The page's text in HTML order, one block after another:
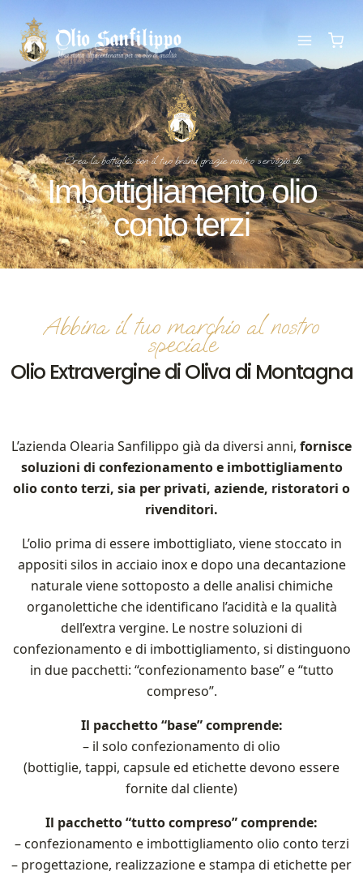
Crea la bottiglia con il tuo brand grazie nostro servizio di
Imbottigliamento olio
conto terzi
Abbina il tuo marchio al nostro
speciale
Olio Extravergine di Oliva di Montagna
L’azienda Olearia Sanfilippo già da diversi anni, fornisce
soluzioni di confezionamento e imbottigliamento
olio conto terzi, sia per privati, aziende, ristoratori o
rivenditori.
L’olio prima di essere imbottigliato, viene stoccato in
appositi silos in acciaio inox e dopo una decantazione
naturale viene sottoposto a delle analisi chimiche
organolettiche che identificano l’acidità e la qualità
dell’extra vergine. Le nostre soluzioni di
confezionamento e di imbottigliamento, si distinguono
in due pacchetti: “confezionamento base” e “tutto
compreso”.
Il pacchetto “base” comprende:
– il solo confezionamento di olio
(bottiglie, tappi, capsule ed etichette devono essere
fornite dal cliente)
Il pacchetto “tutto compreso” comprende:
– confezionamento e imbottigliamento olio conto terzi
– progettazione, realizzazione e stampa di etichette per